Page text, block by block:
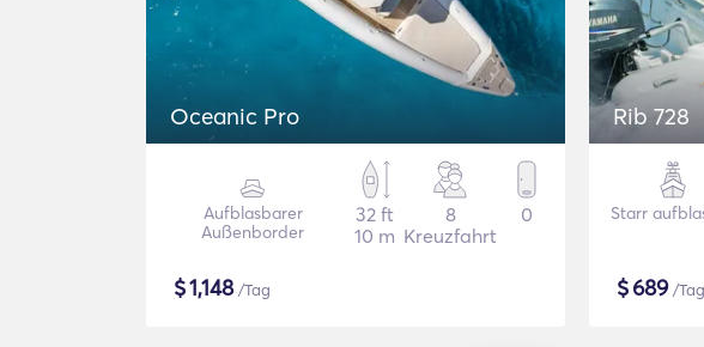
Oceanic Pro
Aufblasbarer
Außenborder
32 ft
10 m
8
Kreuzfahrt
0
$1,148/Tag
Rib 728
Starr
$689/Tag